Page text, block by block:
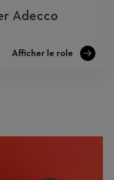
Adecco